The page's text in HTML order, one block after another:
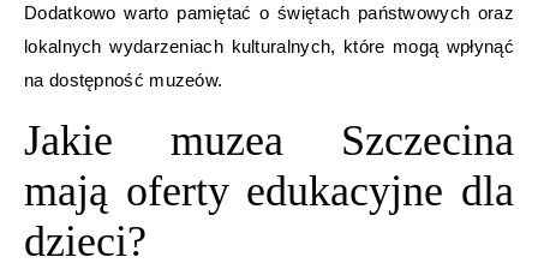
Dodatkowo warto pamiętać o świętach państwowych oraz
lokalnych wydarzeniach kulturalnych, które mogą wpłynąć
na dostępność muzeów.
Jakie muzea Szczecina
mają oferty edukacyjne dla
dzieci?